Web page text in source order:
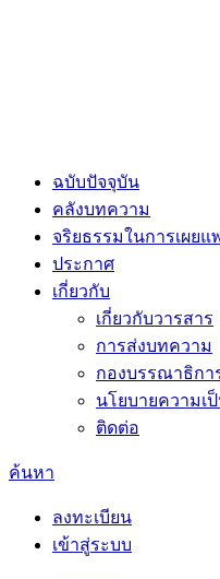
ฉบับปัจจุบัน
คลังบทความ
จริยธรรมในการเผยแ
ประกาศ
เกี่ยวกับ
เกี่ยวกับวารสาร
การส่งบทความ
กองบรรณาธิกา
นโยบายความเ
ติดต่อ
ค้นหา
ลงทะเบียน
เข้าสู่ระบบ